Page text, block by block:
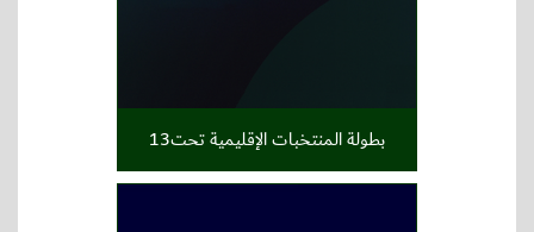
بطولة المنتخبات الإقليمية تحت13